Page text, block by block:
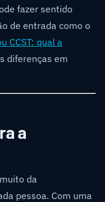
fazer sentido
de entrada como o
CCST: qual a
diferenças em
a
da
pessoa. Com uma